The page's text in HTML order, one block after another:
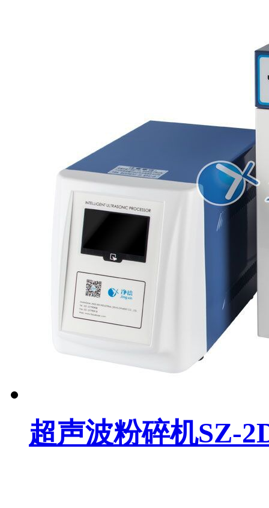
超声波粉碎机SZ-